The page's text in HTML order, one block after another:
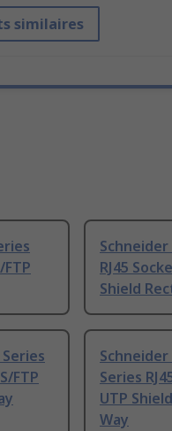
similaires
Schneider
RJ45
Shield
FTP
Series
UTP
Way